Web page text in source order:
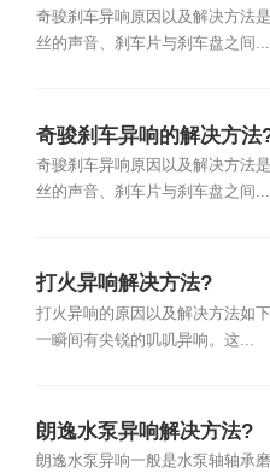
奇骏刹车异响原因以及解决方法
丝的声音、刹车片与刹车盘之间...
奇骏刹车异响的解决方法
奇骏刹车异响原因以及解决方法
丝的声音、刹车片与刹车盘之间...
打火异响解决方法?
打火异响的原因以及解决方法如
一瞬间有尖锐的叽叽异响。这...
朗逸水泵异响解决方法?
朗逸水泵异响一般是水泵轴轴承